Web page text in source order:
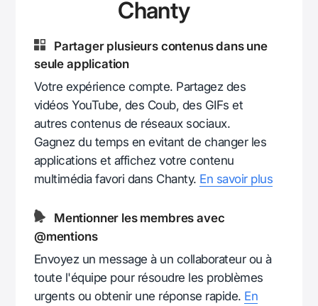
Chanty
Partager plusieurs contenus dans une
seule application
Votre expérience compte. Partagez des
vidéos YouTube, des Coub, des GIFs et
autres contenus de réseaux sociaux.
Gagnez du temps en evitant de changer les
applications et affichez votre contenu
multimédia favori dans Chanty. En savoir plus
Mentionner les membres avec
@mentions
Envoyez un message à un collaborateur ou à
toute l'équipe pour résoudre les problèmes
urgents ou obtenir une réponse rapide. En